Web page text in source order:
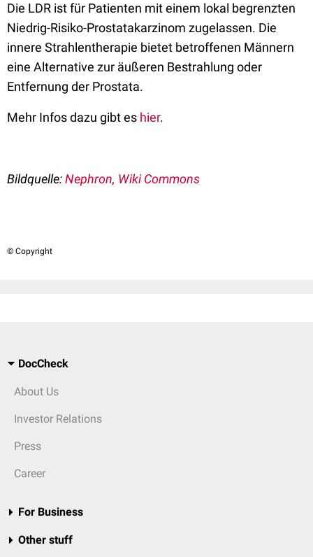
Die LDR ist für Patienten mit einem lokal begrenzten
Niedrig-Risiko-Prostatakarzinom zugelassen. Die
innere Strahlentherapie bietet betroffenen Männern
eine Alternative zur äußeren Bestrahlung oder
Entfernung der Prostata.
Mehr Infos dazu gibt es hier.
Bildquelle:Nephron, Wiki Commons
© Copyright
DocCheck
About Us
Investor Relations
Press
Career
For Business
Other stuff